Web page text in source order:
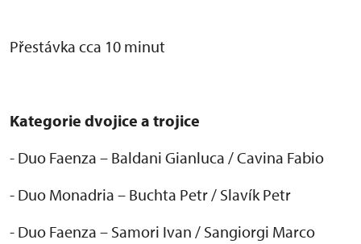
Přestávka cca 10 minut
Kategorie dvojice a trojice
- Duo Faenza – Baldani Gianluca / Cavina Fabio
- Duo Monadria – Buchta Petr / Slavík Petr
- Duo Faenza – Samori Ivan / Sangiorgi Marco